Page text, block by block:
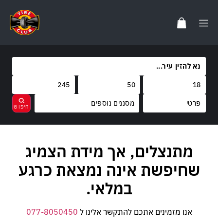
מסננים נוספים
קוד משקל
קוד מהירות
נקה בחר
מתנצלים, אך מידת הצמיג
שחיפשת אינה נמצאת כרגע
במלאי.
אנו מזמינים אתכם להתקשר אלינו ל 077-8050450